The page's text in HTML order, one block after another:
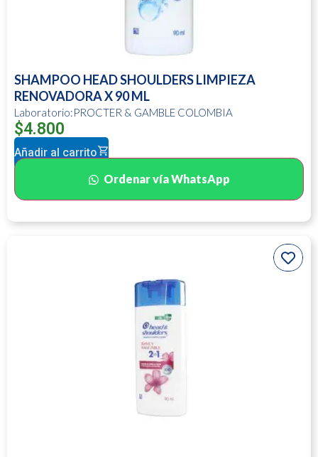
SHAMPOO HEAD SHOULDERS LIMPIEZA
RENOVADORA X 90 ML
Laboratorio:PROCTER & GAMBLE COLOMBIA
$4.800
Añadir al carrito
Ordenar vía WhatsApp